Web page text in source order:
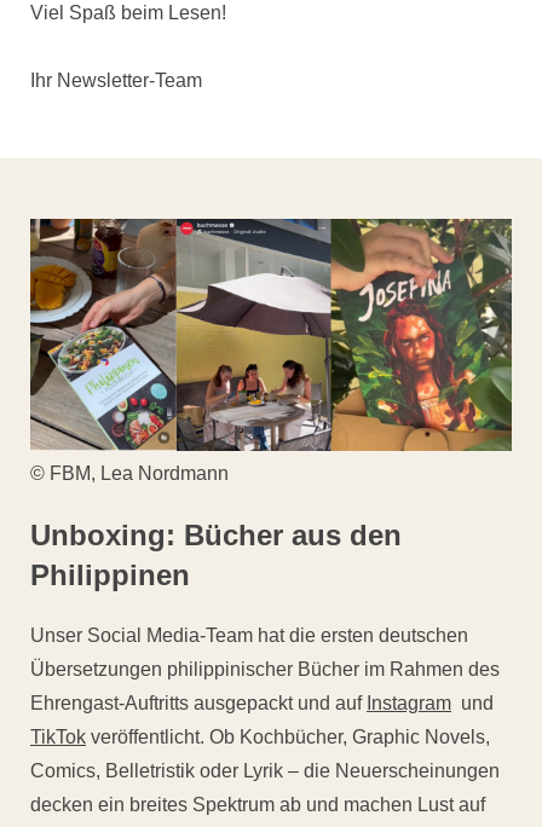
Viel Spaß beim Lesen!
Ihr Newsletter-Team
© FBM, Lea Nordmann
Unboxing: Bücher aus den
Philippinen
Unser Social Media-Team hat die ersten deutschen
Übersetzungen philippinischer Bücher im Rahmen des
Ehrengast-Auftritts ausgepackt und auf Instagram und
TikTok veröffentlicht. Ob Kochbücher, Graphic Novels,
Comics, Belletristik oder Lyrik – die Neuerscheinungen
decken ein breites Spektrum ab und machen Lust auf